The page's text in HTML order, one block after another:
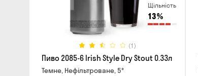
Щільність
13%
(1)
Пиво 2085-6 Irish Style Dry Stout 0.33л
Темне, Нефільтроване, 5°